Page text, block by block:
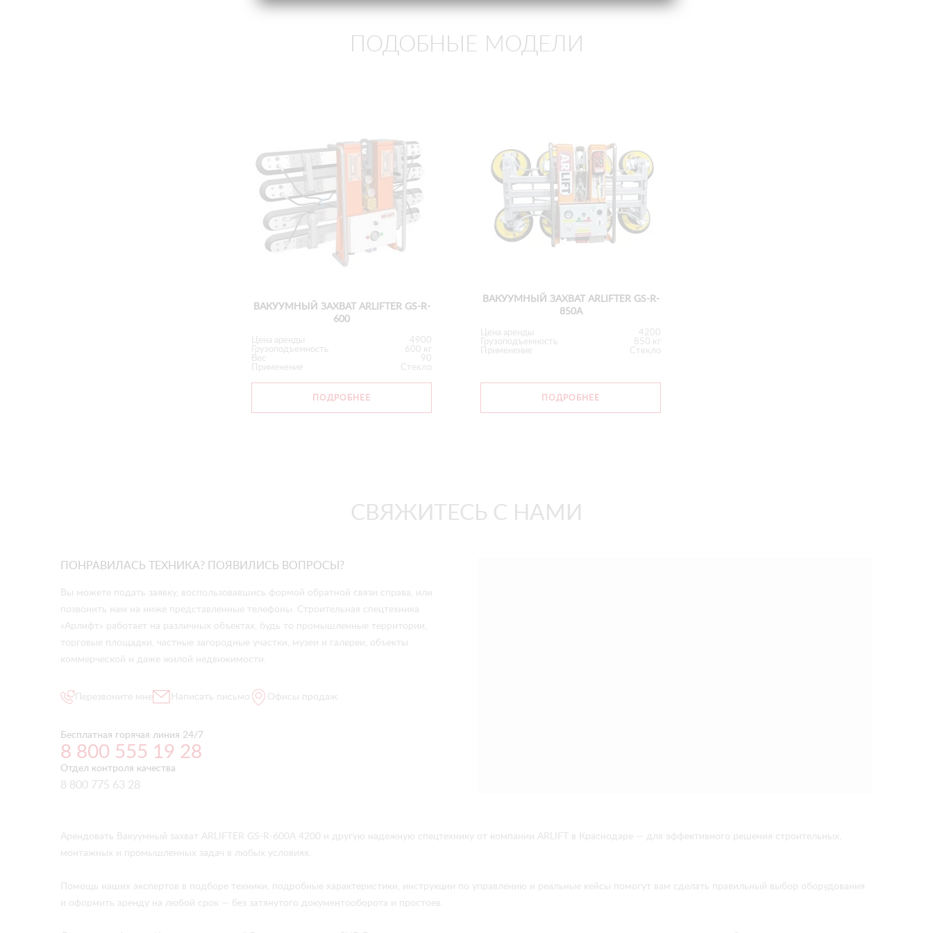
ПОДОБНЫЕ МОДЕЛИ
ВАКУУМНЫЙ ЗАХВАТ ARLIFTER GS-R-
600
Цена аренды
4900
Грузоподъемность
600 кг
Вес
90
Применение
Стекло
ПОДРОБНЕЕ
ВАКУУМНЫЙ ЗАХВАТ ARLIFTER GS-R-
850А
Цена аренды
4200
Грузоподъемность
850 кг
Применение
Стекло
ПОДРОБНЕЕ
СВЯЖИТЕСЬ С НАМИ
ПОНРАВИЛАСЬ ТЕХНИКА? ПОЯВИЛИСЬ ВОПРОСЫ?
Вы можете подать заявку, воспользовавшись формой обратной связи справа, или
позвонить нам на ниже представленные телефоны. Строительная спецтехника
«Арлифт» работает на различных объектах, будь то промышленные территории,
торговые площадки, частные загородные участки, музеи и галереи, объекты
коммерческой и даже жилой недвижимости.
Перезвоните мне Написать письмо Офисы продаж
Бесплатная горячая линия 24/7
8 800 555 19 28
Отдел контроля качества
8 800 775 63 28
Арендовать Вакуумный захват ARLIFTER GS-R-600А 4200 и другую надежную спецтехнику от компании ARLIFT в Краснодаре — для эффективного решения строительных,
монтажных и промышленных задач в любых условиях.
Помощь наших экспертов в подборе техники, подробные характеристики, инструкции по управлению и реальные кейсы помогут вам сделать правильный выбор оборудования
и оформить аренду на любой срок — без затянутого документооборота и простоев.